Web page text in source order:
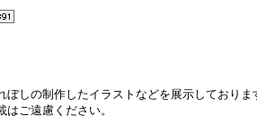
ぼしの制作したイラストなどを展示しておりま
ご遠慮ください。